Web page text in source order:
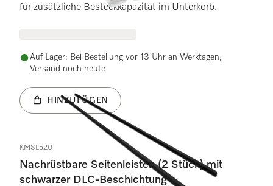
für zusätzliche Besteckkapazität im Unterkorb.
Auf Lager: Bei Bestellung vor 13 Uhr an Werktagen,
Versand noch heute
HINZUFÜGEN
KMSL520
Nachrüstbare Seitenleisten (2 Stück) mit
schwarzer DLC-Beschichtung